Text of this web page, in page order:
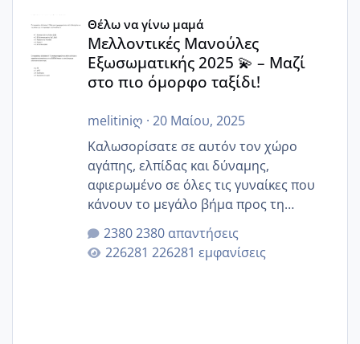
Μελλοντικές Μανούλες Εξωσωματικής 2025 💫 – Μαζί
Θέλω να γίνω μαμά
Μελλοντικές Μανούλες
Εξωσωματικής 2025 💫 – Μαζί
στο πιο όμορφο ταξίδι!
melitiniღ · 20 Μαίου, 2025
Καλωσορίσατε σε αυτόν τον χώρο
αγάπης, ελπίδας και δύναμης,
αφιερωμένο σε όλες τις γυναίκες που
κάνουν το μεγάλο βήμα προς τη
μητρότητα μέσω εξωσωματικής το 2025.
Εδώ θα μοιραστούμε αγωνίες, χαρές,
εμπειρίες και κάθε μικρή ή μεγάλη
2380 απαντήσεις
226281 εμφανίσεις